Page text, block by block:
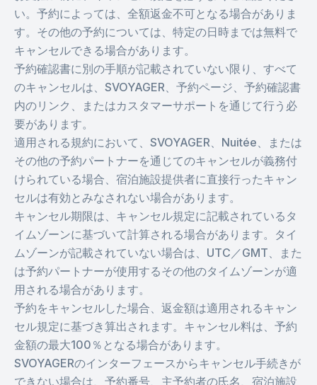
い。予約によっては、全額返金不可となる場合がありま
す。その他の予約については、特定の日時までは無料で
キャンセルできる場合があります。
予約確認書に別の手順が記載されていない限り、すべて
のキャンセルは、SVOYAGER、予約ページ、予約確認書
内のリンク、またはカスタマーサポートを通じて行う必
要があります。
適用される規約において、SVOYAGER、Nuitée、または
その他の予約パートナーを通じてのキャンセルが義務付
けられている場合、宿泊施設提供者に直接行ったキャン
セルは有効とみなされない場合があります。
キャンセル期限は、キャンセル規定に記載されているタ
イムゾーンに基づいて計算される場合があります。タイ
ムゾーンが記載されていない場合は、UTC／GMT、また
は予約パートナーが使用するその他のタイムゾーンが適
用される場合があります。
予約をキャンセルした場合、返金額は適用されるキャン
セル規定に基づき算出されます。キャンセル料は、予約
金額の最大100％となる場合があります。
SVOYAGERのインターフェースからキャンセル手続きが
できない場合は、予約番号、主予約者の氏名、宿泊施設